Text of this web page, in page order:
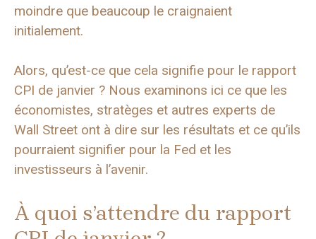
moindre que beaucoup le craignaient
initialement.
Alors, qu’est-ce que cela signifie pour le rapport
CPI de janvier ? Nous examinons ici ce que les
économistes, stratèges et autres experts de
Wall Street ont à dire sur les résultats et ce qu’ils
pourraient signifier pour la Fed et les
investisseurs à l’avenir.
À quoi s’attendre du rapport